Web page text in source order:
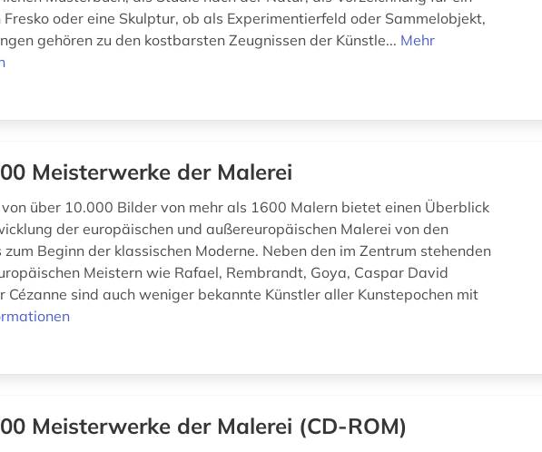
Fresko oder eine Skulptur, ob als Experimentierfeld oder Sammelobjekt,
gehören zu den kostbarsten Zeugnissen der Künstle... Mehr
Meisterwerke der Malerei
über 10.000 Bilder von mehr als 1600 Malern bietet einen Überblick
der europäischen und außereuropäischen Malerei von den
Beginn der klassischen Moderne. Neben den im Zentrum stehenden
Meistern wie Rafael, Rembrandt, Goya, Caspar David
Cézanne sind auch weniger bekannte Künstler aller Kunstepochen mit
Meisterwerke der Malerei (CD-ROM)